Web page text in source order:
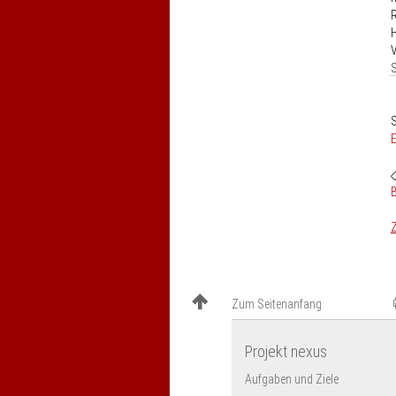
Zum Seitenanfang
Projekt nexus
Aufgaben und Ziele